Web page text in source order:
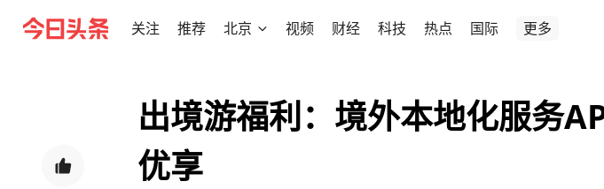
关注 推荐 北京 视频 财经 科技 热点 国际 更多
出境游福利：境外本地化服务
优享